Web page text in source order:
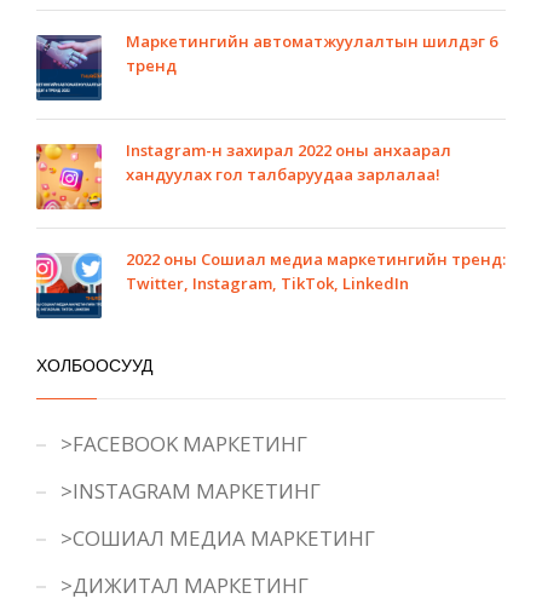
Маркетингийн автоматжуулалтын шилдэг 6
тренд
Instagram-н захирал 2022 оны анхаарал
хандуулах гол талбаруудаа зарлалаа!
2022 оны Сошиал медиа маркетингийн тренд:
Twitter, Instagram, TikTok, LinkedIn
ХОЛБООСУУД
>FACEBOOK МАРКЕТИНГ
>INSTAGRAM МАРКЕТИНГ
>СОШИАЛ МЕДИА МАРКЕТИНГ
>ДИЖИТАЛ МАРКЕТИНГ